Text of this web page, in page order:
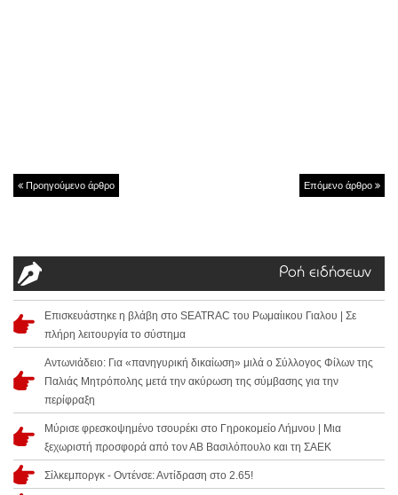
Προηγούμενο άρθρο Επόμενο άρθρο
Ροή ειδήσεων
Επισκευάστηκε η βλάβη στο SEATRAC του Ρωμαίικου Γιαλου | Σε
πλήρη λειτουργία το σύστημα
Αντωνιάδειο: Για «πανηγυρική δικαίωση» μιλά ο Σύλλογος Φίλων της
Παλιάς Μητρόπολης μετά την ακύρωση της σύμβασης για την
περίφραξη
Μύρισε φρεσκοψημένο τσουρέκι στο Γηροκομείο Λήμνου | Μια
ξεχωριστή προσφορά από τον ΑΒ Βασιλόπουλο και τη ΣΑΕΚ
Σίλκεμποργκ - Οντένσε: Αντίδραση στο 2.65!